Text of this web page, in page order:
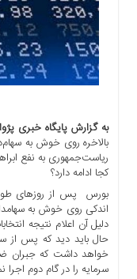
فرهنگی
آموزشی
دسترسی
ارتباط
برگه
به گزارش پایگاه خبری
بالاخره روی خوش به
ریاست‌جمهوری به نفع
کجا ادامه دارد؟
بورس پس از روزهای
اندکی روی خوش به
دلیل آن اعلام نتیجه
حال باید دید که پس از
خواهد داشت که جبران
سرمایه را در گام دوم اجرا